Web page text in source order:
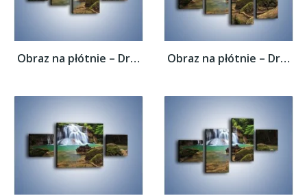
Obraz na płótnie – Drzewa schowane za... Obraz na płótnie – Drzewa schowane za...